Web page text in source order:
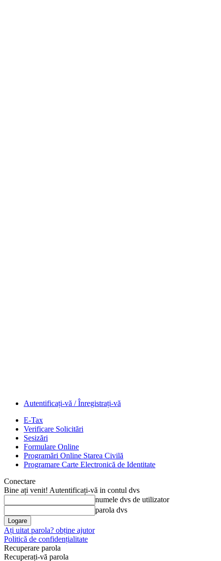
Autentificați-vă / Înregistrați-vă
E-Tax
Verificare Solicitări
Sesizări
Formulare Online
Programări Online Starea Civilă
Programare Carte Electronică de Identitate
Conectare
Bine ați venit! Autentificați-vă in contul dvs
numele dvs de utilizator
parola dvs
Ați uitat parola? obține ajutor
Politică de confidențialitate
Recuperare parola
Recuperați-vă parola